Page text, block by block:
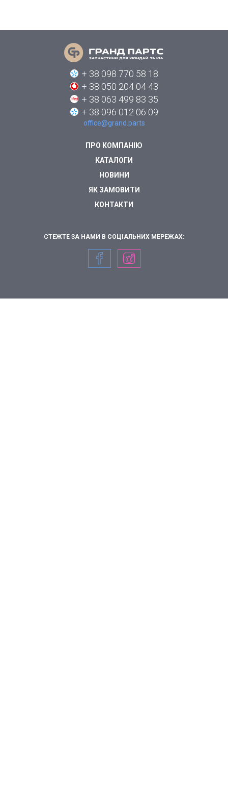
ПРО КОМПАНІЮ
КАТАЛОГИ
НОВИНИ
ЯК ЗАМОВИТИ
КОНТАКТИ
+ 38 098 770 58 18
+ 38 050 204 04 43
+ 38 063 499 83 35
+ 38 096 012 06 09
office@grand.parts
СТЕЖТЕ ЗА НАМИ В СОЦІАЛЬНИХ МЕРЕЖАХ: